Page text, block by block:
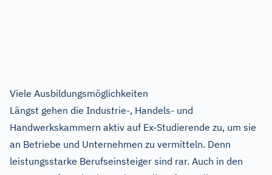
Viele Ausbildungsmöglichkeiten
Längst gehen die Industrie-, Handels- und
Handwerkskammern aktiv auf Ex-Studierende zu, um sie
an Betriebe und Unternehmen zu vermitteln. Denn
leistungsstarke Berufseinsteiger sind rar. Auch in den